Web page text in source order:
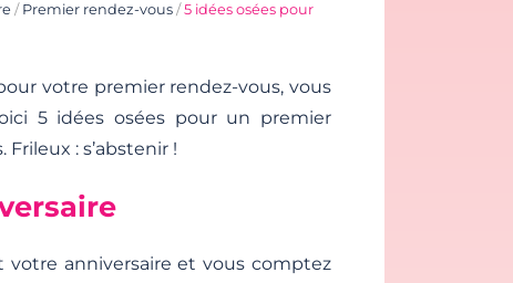
/ Premier rendez-vous /5 idées osées pour
votre premier rendez-vous, vous
5 idées osées pour un premier
: s’abstenir !
votre anniversaire et vous comptez